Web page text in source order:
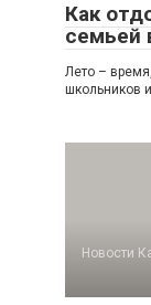
Как
семьей
Лето –
школьников
Новости